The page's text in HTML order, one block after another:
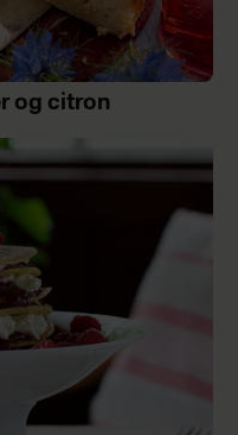
og citron